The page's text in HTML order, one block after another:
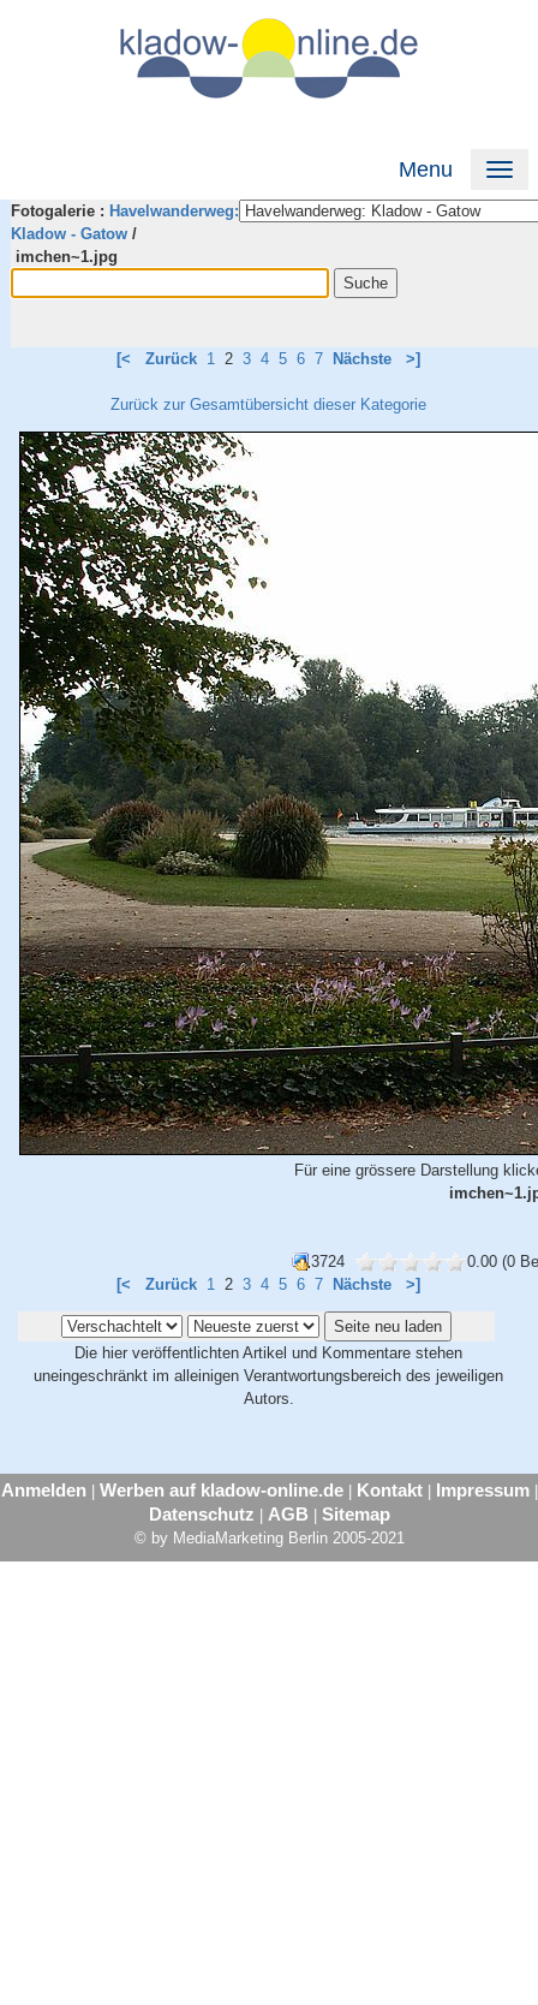
Menu
Fotogalerie : Havelwanderweg:
Kladow - Gatow/
imchen~1.jpg
[< Zurück 1 23 4 5 6 7 Nächste >]
Zurück zur Gesamtübersicht dieser Kategorie
Für eine grössere Darstellung
3724
0.00 (0
[<
Zurück 1 23 4 5 6 7 Nächste >]
Die hier veröffentlichten Artikel und Kommentare stehen
uneingeschränkt im alleinigen Verantwortungsbereich des jeweiligen
Autors.
Anmelden| Werben auf kladow-online.de| Kontakt| Impressum|
Datenschutz AGB Sitemap
© by MediaMarketing Berlin 2005-2021